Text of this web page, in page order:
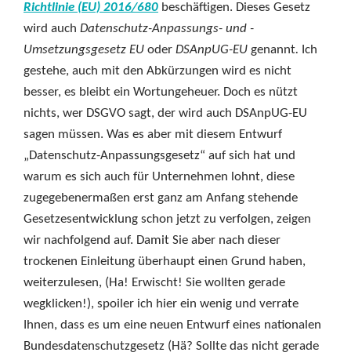
Richtlinie (EU) 2016/680 beschäftigen. Dieses Gesetz
wird auch Datenschutz-Anpassungs- und -
Umsetzungsgesetz EU oder DSAnpUG-EU genannt. Ich
gestehe, auch mit den Abkürzungen wird es nicht
besser, es bleibt ein Wortungeheuer. Doch es nützt
nichts, wer DSGVO sagt, der wird auch DSAnpUG-EU
sagen müssen. Was es aber mit diesem Entwurf
„Datenschutz-Anpassungsgesetz“ auf sich hat und
warum es sich auch für Unternehmen lohnt, diese
zugegebenermaßen erst ganz am Anfang stehende
Gesetzesentwicklung schon jetzt zu verfolgen, zeigen
wir nachfolgend auf. Damit Sie aber nach dieser
trockenen Einleitung überhaupt einen Grund haben,
weiterzulesen, (Ha! Erwischt! Sie wollten gerade
wegklicken!), spoiler ich hier ein wenig und verrate
Ihnen, dass es um eine neuen Entwurf eines nationalen
Bundesdatenschutzgesetz (Hä? Sollte das nicht gerade